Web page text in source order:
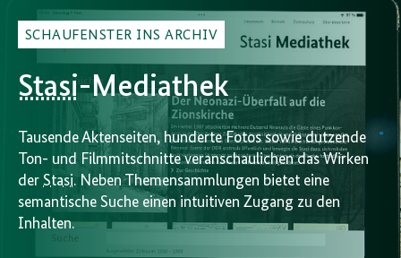
SCHAUFENSTER INS ARCHIV
Stasi-Mediathek
Tausende Aktenseiten, hunderte Fotos sowie dutzende
Ton- und Filmmitschnitte veranschaulichen das Wirken
der Stasi. Neben Themensammlungen bietet eine
semantische Suche einen intuitiven Zugang zu den
Inhalten.